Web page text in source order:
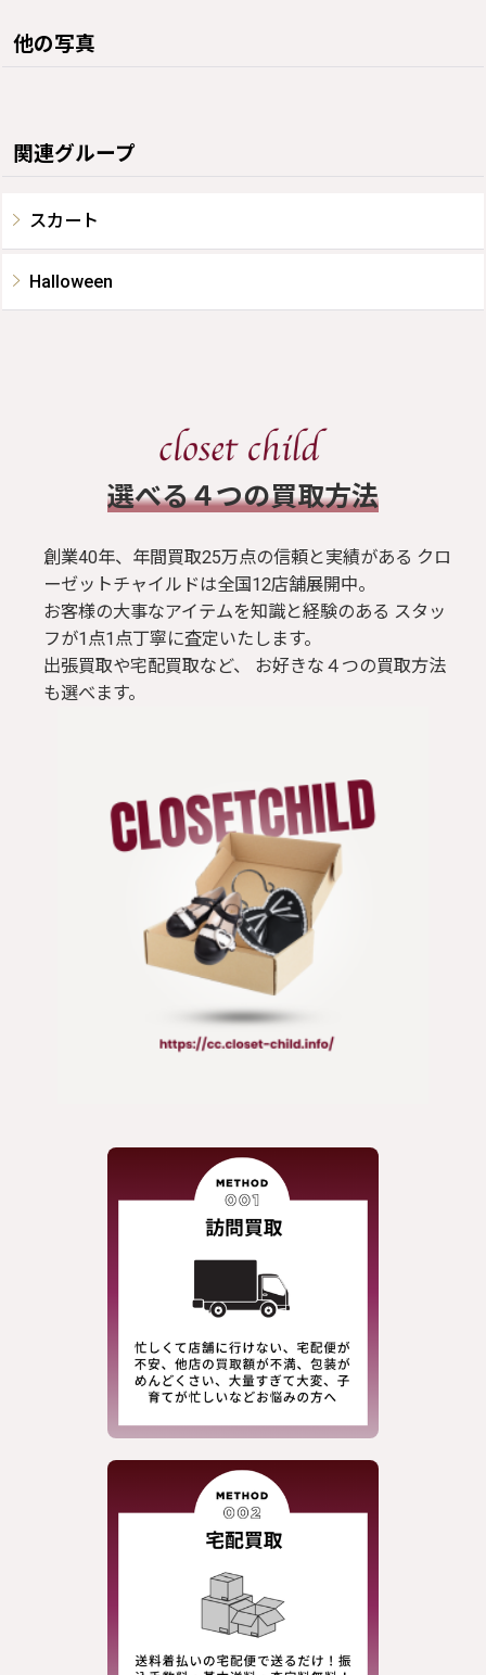
他の写真
関連グループ
スカート
Halloween
​選べる４つの買取方法
創業40年、年間買取25万点の信頼と実績がある クロ
ーゼットチャイルドは全国12店舗展開中。
お客様の大事なアイテムを知識と経験のある スタッ
フが1点1点丁寧に査定いたします。
出張買取や宅配買取など、 お好きな４つの買取方法
も選べます。